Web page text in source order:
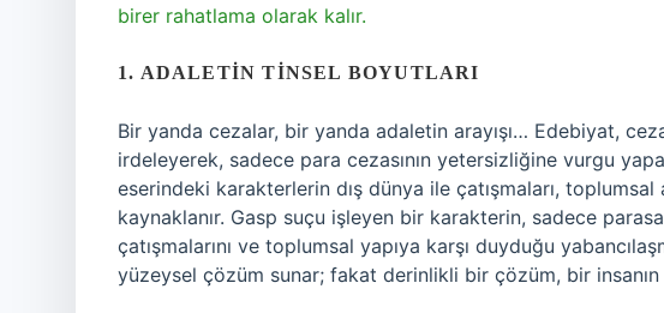
birer rahatlama olarak kalır.
1. ADALETIN TINSEL BOYUTLARI
Bir yanda cezalar, bir yanda adaletin arayışı… Edebiyat,
irdeleyerek, sadece para cezasının yetersizliğine vurgu
eserindeki karakterlerin dış dünya ile çatışmaları, toplumsal
kaynaklanır. Gasp suçu işleyen bir karakterin, sadece
çatışmalarını ve toplumsal yapıya karşı duyduğu
yüzeysel çözüm sunar; fakat derinlikli bir çözüm, bir insanın